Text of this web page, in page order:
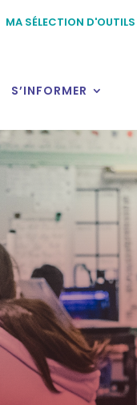
MA SÉLECTION D'OUTILS
S’INFORMER